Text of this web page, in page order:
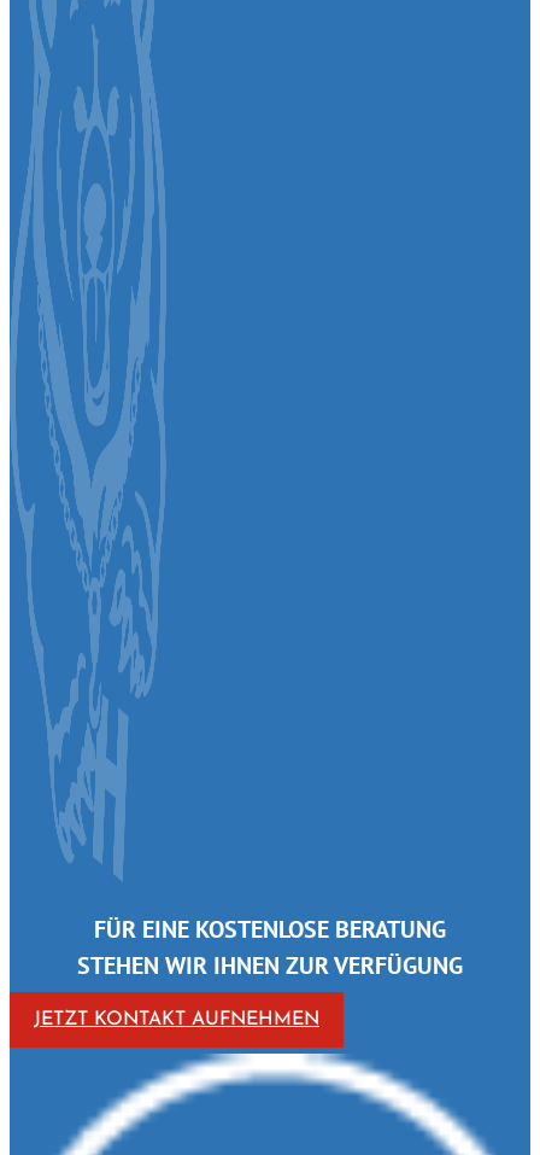
FÜR EINE KOSTENLOSE BERATUNG
STEHEN WIR IHNEN ZUR VERFÜGUNG
JETZT KONTAKT AUFNEHMEN